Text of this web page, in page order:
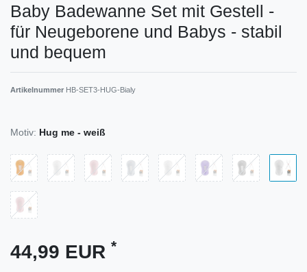
Baby Badewanne Set mit Gestell -
für Neugeborene und Babys - stabil
und bequem
Artikelnummer HB-SET3-HUG-Bialy
Motiv: Hug me - weiß
44,99 EUR *